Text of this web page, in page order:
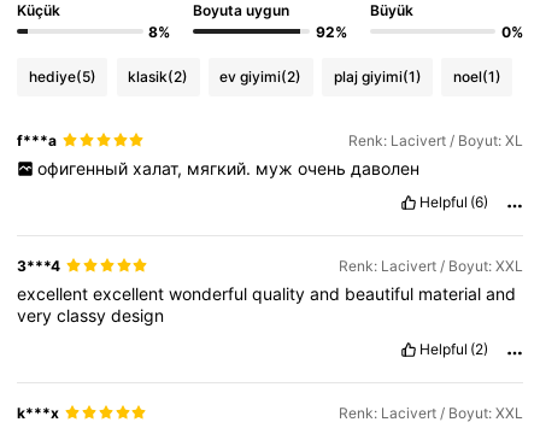
Küçük
8%
Boyuta uygun
92%
Büyük
0%
hediye(5) klasik(2) ev giyimi(2) plaj giyimi(1) noel(1)
f***a Renk: Lacivert / Boyut: XL
офигенный халат, мягкий. муж очень даволен
Helpful (6)
3***4 Renk: Lacivert / Boyut: XXL
excellentexcellentwonderfulqualityand beautiful materialand
veryclassydesign
Helpful (2)
k***x Renk: Lacivert / Boyut: XXL